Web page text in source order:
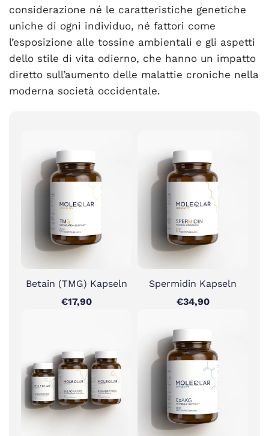
considerazione né le caratteristiche genetiche
uniche di ogni individuo, né fattori come
l’esposizione alle tossine ambientali e gli aspetti
dello stile di vita odierno, che hanno un impatto
diretto sull’aumento delle malattie croniche nella
moderna società occidentale.
Betain (TMG) Kapseln
€17,90
Spermidin Kapseln
€34,90